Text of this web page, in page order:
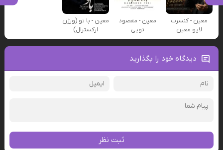
معین - کنسرت
لایو معین
معین - مقصود
تویی
معین - با تو (ورژن
ارکسترال)
دیدگاه خود را بگذارید
ثبت نظر